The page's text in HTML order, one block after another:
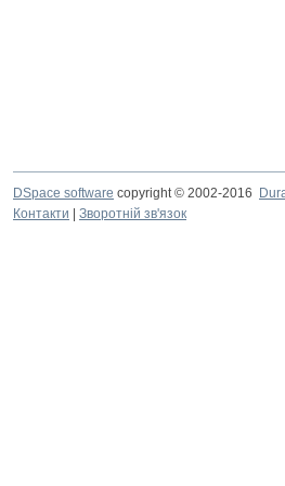
DSpace software copyright © 2002-2016
Контакти
Зворотній зв'язок